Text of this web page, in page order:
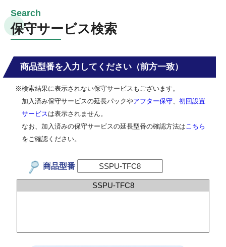
保守サービス検索
商品型番を入力してください（前方一致）
※検索結果に表示されない保守サービスもございます。
加入済み保守サービスの延長パックやアフター保守
初回設置
サービス は表示されません。
なお、加入済みの保守サービスの延長型番の確認方法は こちら
をご確認ください。
商品型番